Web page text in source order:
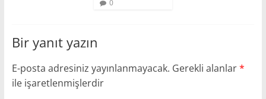
0
Bir yanıt yazın
E-posta adresiniz yayınlanmayacak. Gerekli alanlar*
ile işaretlenmişlerdir